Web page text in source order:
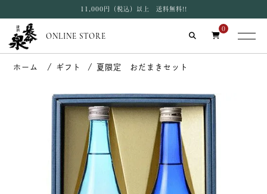
11,000円（税込）以上 送料無料!!
ONLINE STORE
0
ギフト 夏限定 おだまきセット